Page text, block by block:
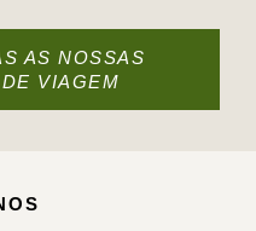
AS NOSSAS
VIAGEM